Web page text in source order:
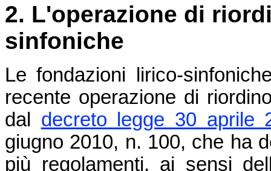
2. L'operazione di
sinfoniche
Le fondazioni lirico-
recente operazione di
dal decreto legge 30 aprile
giugno 2010, n. 100, che ha
più regolamenti, ai sensi